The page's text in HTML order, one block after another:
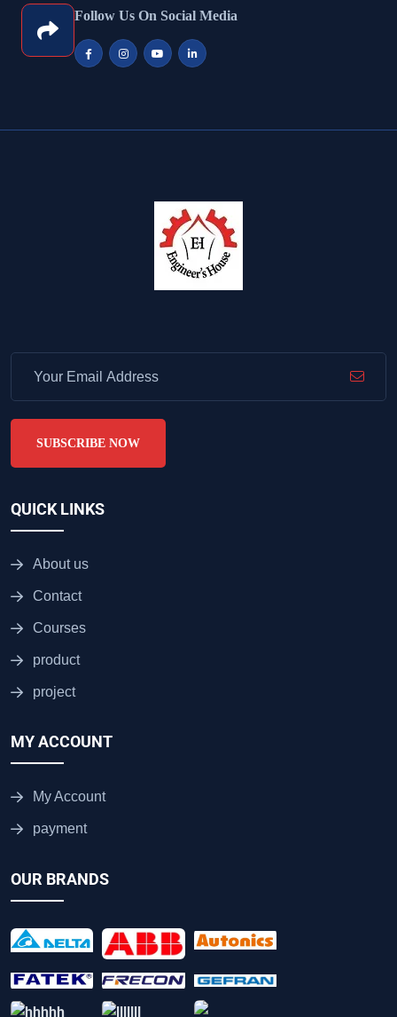
Follow Us On Social Media
SUBSCRIBE NOW
QUICK LINKS
About us
Contact
Courses
product
project
MY ACCOUNT
My Account
payment
OUR BRANDS